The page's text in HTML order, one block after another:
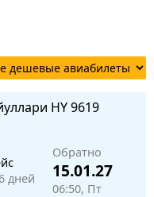
HY 9619
дней
Обратно
15.01.27
06:50, Пт